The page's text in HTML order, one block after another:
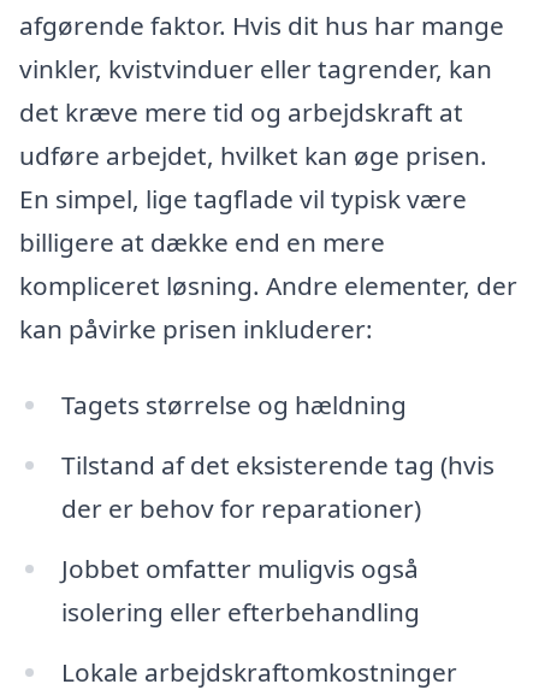
afgørende faktor. Hvis dit hus har mange
vinkler, kvistvinduer eller tagrender, kan
det kræve mere tid og arbejdskraft at
udføre arbejdet, hvilket kan øge prisen.
En simpel, lige tagflade vil typisk være
billigere at dække end en mere
kompliceret løsning. Andre elementer, der
kan påvirke prisen inkluderer:
Tagets størrelse og hældning
Tilstand af det eksisterende tag (hvis
der er behov for reparationer)
Jobbet omfatter muligvis også
isolering eller efterbehandling
Lokale arbejdskraftomkostninger